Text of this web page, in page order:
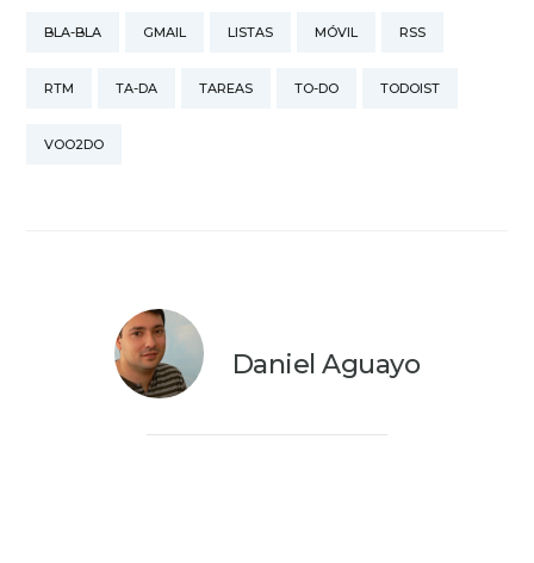
BLA-BLA GMAIL LISTAS MÓVIL RSS
RTM TA-DA TAREAS TO-DO TODOIST
VOO2DO
Daniel Aguayo